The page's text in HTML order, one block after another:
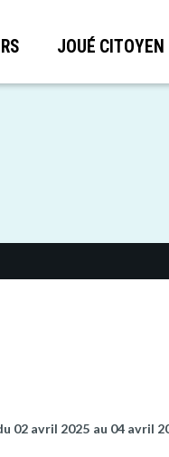
JOUÉ CITOYEN
02 avril 2025 au 04 avril